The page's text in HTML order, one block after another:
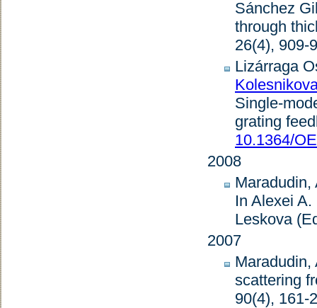
Sánchez
through
26(4), 909-
Lizárraga
Single-
grating
10.1364/
2008
In Alexei
Leskova
2007
scattering
90(4), 161-